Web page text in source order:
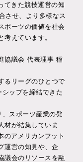
てきた競技運営の知
させ、より多様なス
ポーツの価値を社会
えています。
協議会 代表理事 稲
るリーグのひとつで
ップを締結できた
スポーツ産業の発
材が結集していま
のアメリカンフット
運営の知見や、企
議会のリソースを融